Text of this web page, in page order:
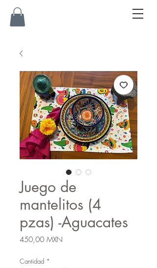
Juego de
mantelitos (4
pzas) -Aguacates
450,00 MXN
Cantidad *